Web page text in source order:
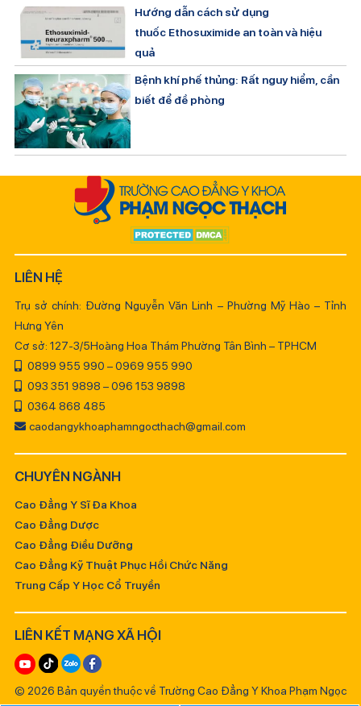
Hướng dẫn cách sử dụng
thuốc Ethosuximide an toàn và hiệu
quả
Bệnh khí phế thủng: Rất nguy hiểm, cần
biết để đề phòng
LIÊN HỆ
Trụ sở chính: Đường Nguyễn Văn Linh – Phường Mỹ Hào – Tỉnh
Hưng Yên
Cơ sở: 127-3/5Hoàng Hoa Thám Phường Tân Bình – TPHCM
0899 955 990 – 0969 955 990
093 351 9898 – 096 153 9898
0364 868 485
caodangykhoaphamngocthach@gmail.com
CHUYÊN NGÀNH
Cao Đẳng Y Sĩ Đa Khoa
Cao Đẳng Dược
Cao Đẳng Điều Dưỡng
Cao Đẳng Kỹ Thuật Phục Hồi Chức Năng
Trung Cấp Y Học Cổ Truyền
LIÊN KẾT MẠNG XÃ HỘI
© 2026 Bản quyền thuộc về Trường Cao Đẳng Y Khoa Phạm Ngọc